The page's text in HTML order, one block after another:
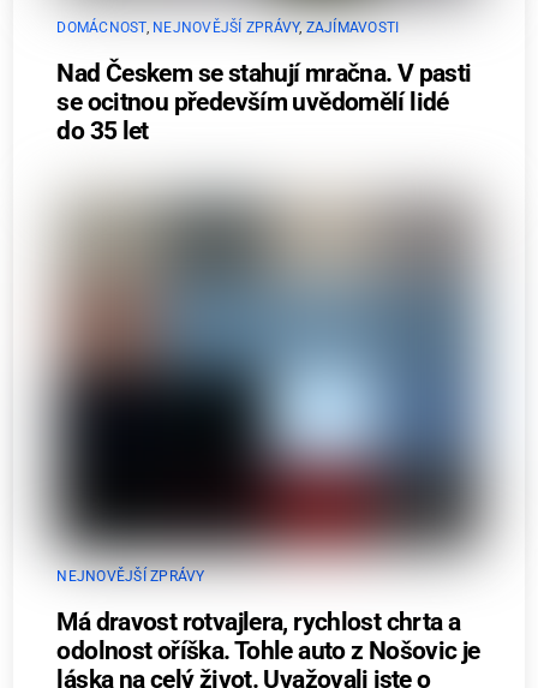
DOMÁCNOST, NEJNOVĚJŠÍ ZPRÁVY, ZAJÍMAVOSTI
Nad Českem se stahují mračna. V pasti
se ocitnou především uvědomělí lidé
do 35 let
NEJNOVĚJŠÍ ZPRÁVY
Má dravost rotvajlera, rychlost chrta a
odolnost oříška. Tohle auto z Nošovic je
láska na celý život. Uvažovali jste o